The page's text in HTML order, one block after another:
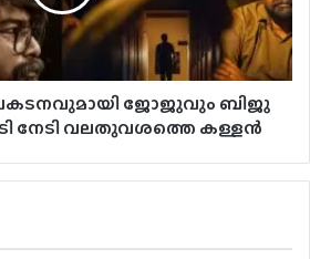
ജോജുവും ബിജു
നേടി വലതുവശത്തെ കള്ളൻ